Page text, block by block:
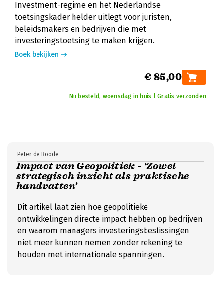
Investment-regime en het Nederlandse
toetsingskader helder uitlegt voor juristen,
beleidsmakers en bedrijven die met
investeringstoetsing te maken krijgen.
Boek bekijken
€ 85,00
Nu besteld, woensdag in huis | Gratis verzonden
Impact van Geopolitiek - ‘Zowel
strategisch inzicht als praktische
handvatten’
Peter de Roode
Dit artikel laat zien hoe geopolitieke
ontwikkelingen directe impact hebben op bedrijven
en waarom managers investeringsbeslissingen
niet meer kunnen nemen zonder rekening te
houden met internationale spanningen.